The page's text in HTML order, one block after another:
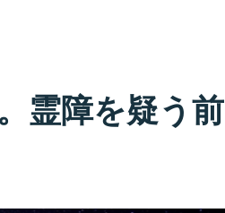
霊障を疑う前